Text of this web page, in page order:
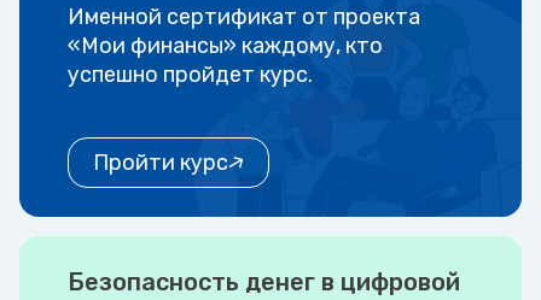
Именной сертификат от проекта
«Мои финансы» каждому, кто
успешно пройдет курс.
Пройти курс
Безопасность денег в цифровой